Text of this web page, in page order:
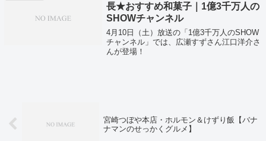
長★おすすめ和菓子｜1億3千万人の
SHOWチャンネル
4月10日（土）放送の「1億3千万人のSHOW
チャンネル」では、広瀬すずさん江口洋介さ
んが登場！
宮崎つぼや本店・ホルモン＆けずり飯【バナ
ナマンのせっかくグルメ】